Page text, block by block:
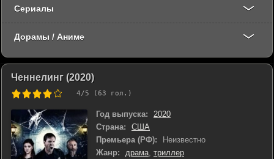
Ченнелинг (2020)
4/5 (63 гол.)
Год выпуска:
2020
Страна:
США
Премьера (РФ):
Неизвестно
Жанр:
драма, триллер
Сериалы
Дорамы / Аниме